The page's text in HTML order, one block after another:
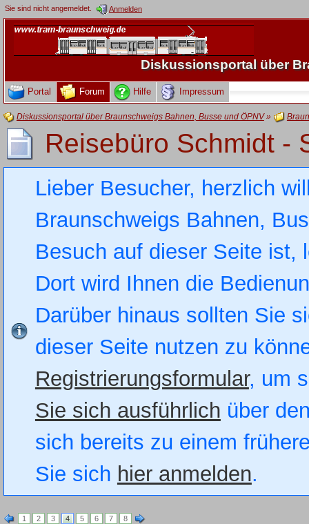
Sie sind nicht angemeldet. Anmelden
Diskussionsportal über
Portal Forum Hilfe Impressum
Diskussionsportal über Braunschweigs Bahnen, Busse und ÖPNV»
Reisebüro Schmidt -
Lieber Besucher, herzlich
Braunschweigs Bahnen,
Besuch auf dieser Seite
Dort wird Ihnen die
Darüber hinaus sollten Sie
dieser Seite nutzen zu
Registrierungsformular, um
Sie sich ausführlich über
sich bereits zu einem
Sie sich hier anmelden.
1 2 3 4 5 6 7 8